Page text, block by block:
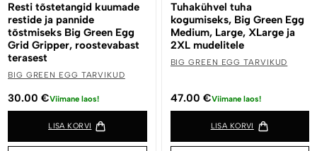
Resti tõstetangid kuumade
restide ja pannide
tõstmiseks Big Green Egg
Grid Gripper, roostevabast
terasest
BIG GREEN EGG TARVIKUD
30.00 €Viimane laos!
LISA KORVI
Tuhakühvel tuha
kogumiseks, Big Green Egg
Medium, Large, XLarge ja
2XL mudelitele
BIG GREEN EGG TARVIKUD
47.00 €Viimane laos!
LISA KORVI